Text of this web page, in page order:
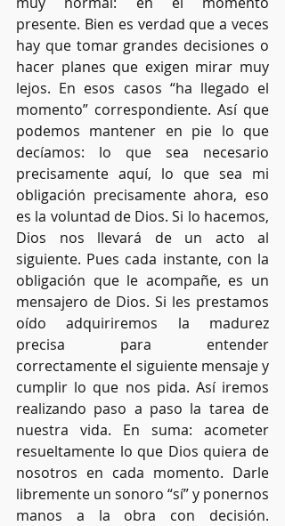
presente. Bien es verdad que a veces
hay que tomar grandes decisiones o
hacer planes que exigen mirar muy
lejos. En esos casos “ha llegado el
momento” correspondiente. Así que
podemos mantener en pie lo que
decíamos: lo que sea necesario
precisamente aquí, lo que sea mi
obligación precisamente ahora, eso
es la voluntad de Dios. Si lo hacemos,
Dios nos llevará de un acto al
siguiente. Pues cada instante, con la
obligación que le acompañe, es un
mensajero de Dios. Si les prestamos
oído adquiriremos la madurez
precisa para entender
correctamente el siguiente mensaje y
cumplir lo que nos pida. Así iremos
realizando paso a paso la tarea de
nuestra vida. En suma: acometer
resueltamente lo que Dios quiera de
nosotros en cada momento. Darle
libremente un sonoro “sí” y ponernos
manos a la obra con decisión.